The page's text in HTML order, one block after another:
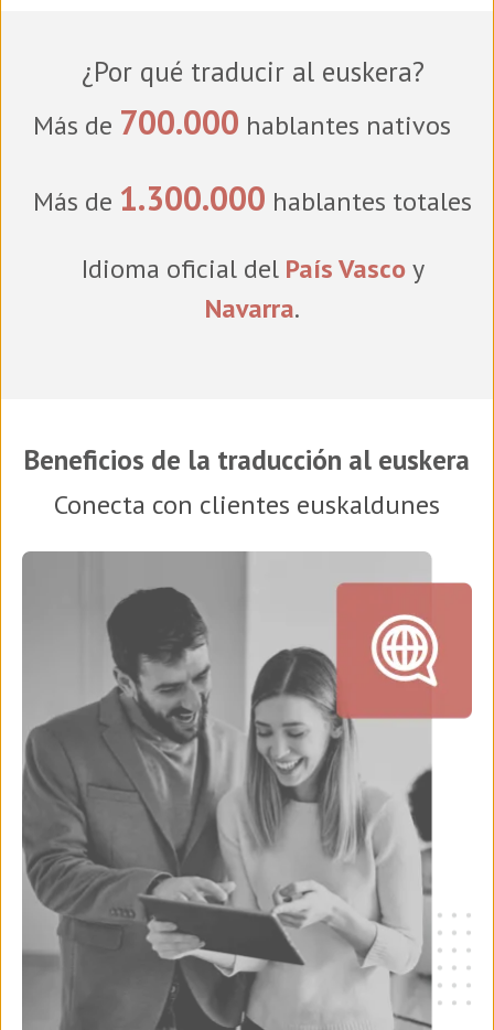
¿Por qué traducir al euskera?
Más de 700.000 hablantes nativos
Más de 1.300.000 hablantes totales
Idioma oficial del País Vasco y
Navarra.
Beneficios de la traducción al euskera
Conecta con clientes euskaldunes